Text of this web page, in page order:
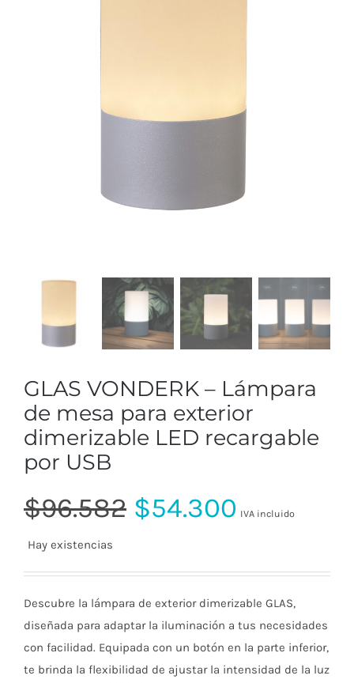
GLAS VONDERK – Lámpara
de mesa para exterior
dimerizable LED recargable
por USB
$96.582 El
original
era:
$54.300El
actual
es:
IVA incluido
Hay existencias
Descubre la lámpara de exterior dimerizable GLAS,
diseñada para adaptar la iluminación a tus necesidades
con facilidad. Equipada con un botón en la parte inferior,
te brinda la flexibilidad de ajustar la intensidad de la luz